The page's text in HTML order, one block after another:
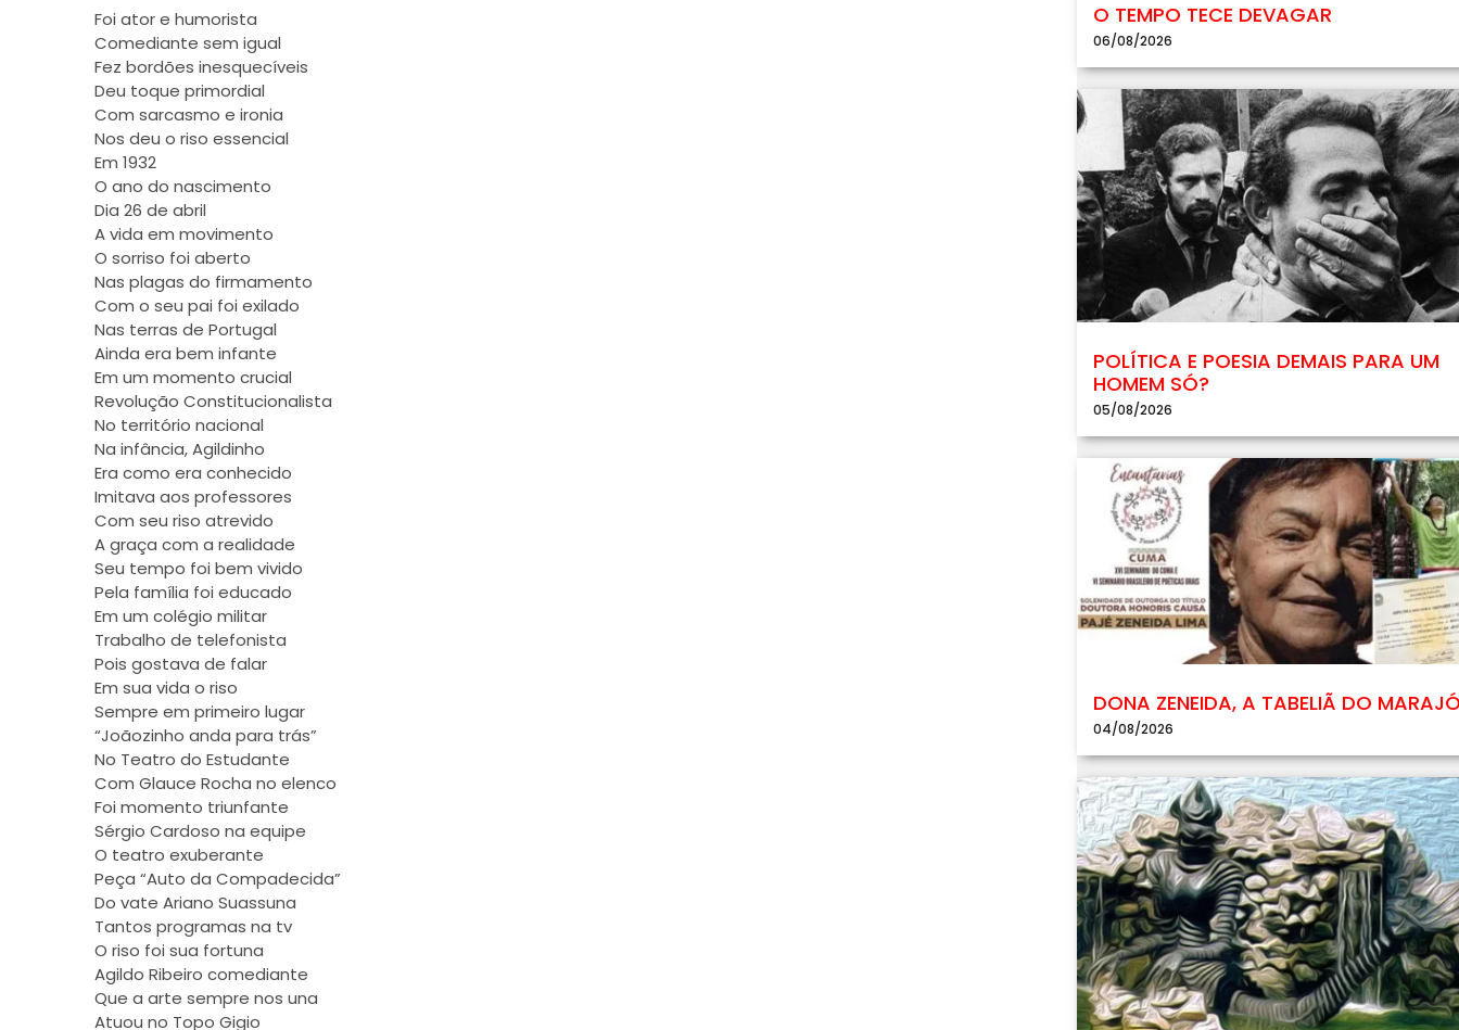
Foi ator e humorista
Comediante sem igual
Fez bordões inesquecíveis
Deu toque primordial
Com sarcasmo e ironia
Nos deu o riso essencial
Em 1932
O ano do nascimento
Dia 26 de abril
A vida em movimento
O sorriso foi aberto
Nas plagas do firmamento
Com o seu pai foi exilado
Nas terras de Portugal
Ainda era bem infante
Em um momento crucial
Revolução Constitucionalista
No território nacional
Na infância, Agildinho
Era como era conhecido
Imitava aos professores
Com seu riso atrevido
A graça com a realidade
Seu tempo foi bem vivido
Pela família foi educado
Em um colégio militar
Trabalho de telefonista
Pois gostava de falar
Em sua vida o riso
Sempre em primeiro lugar
“Joãozinho anda para trás”
No Teatro do Estudante
Com Glauce Rocha no elenco
Foi momento triunfante
Sérgio Cardoso na equipe
O teatro exuberante
Peça “Auto da Compadecida”
Do vate Ariano Suassuna
Tantos programas na tv
O riso foi sua fortuna
Agildo Ribeiro comediante
Que a arte sempre nos una
Atuou no Topo Gigio
O TEMPO TECE DEVAGAR
06/08/2026
POLÍTICA E POESIA DEMAIS PARA UM
HOMEM SÓ?
05/08/2026
DONA ZENEIDA, A TABELIÃ DO
04/08/2026